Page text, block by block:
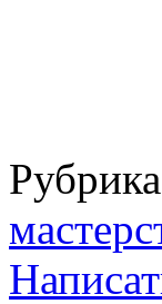
Рубрика